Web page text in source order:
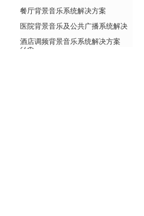
餐厅背景音乐系统解决方案
医院背景音乐及公共广播系统解决
方案
酒店调频背景音乐系统解决方案